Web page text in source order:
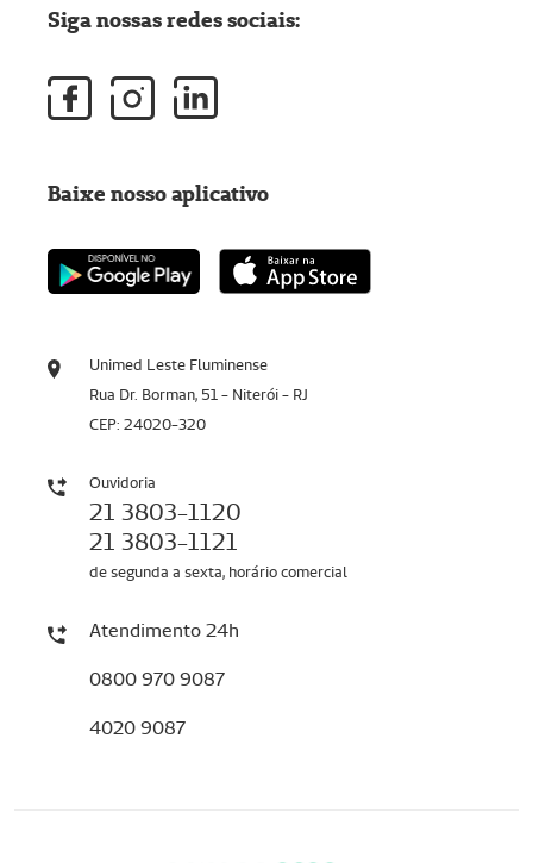
Unimed Leste Fluminense
Rua Dr. Borman, 51 - Niterói - RJ
CEP: 24020-320
Ouvidoria
21 3803-1120
21 3803-1121
de segunda a sexta, horário comercial
Atendimento 24h
0800 970 9087
4020 9087
Siga nossas redes sociais:
Baixe nosso aplicativo